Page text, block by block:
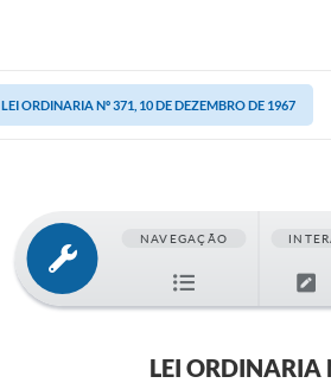
LEI ORDINARIA Nº 371, 10 DE DEZEMBRO DE 1967
NAVEGAÇÃO
LEI ORDINARIA